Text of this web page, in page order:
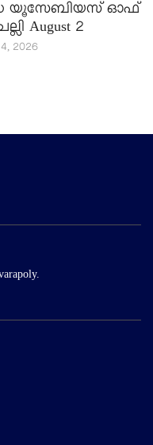
യൂസേബിയസ് ഓഫ്
August 2
2026